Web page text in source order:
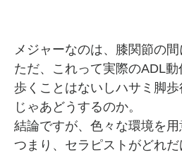
メジャーなのは、膝関節の
ただ、これって実際のADL
歩くことはないしハサミ脚歩
じゃあどうするのか。
結論ですが、色々な環境を
つまり、セラピストがどれ